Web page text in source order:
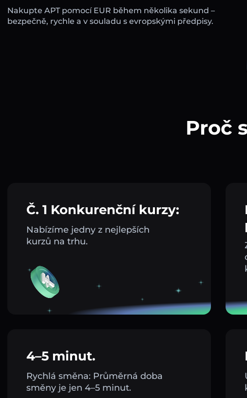
Nakupte APT pomocí EUR během několika sekund –
bezpečně, rychle a v souladu s evropskými předpisy.
Proč
Č. 1 Konkurenční kurzy:
Nabízíme jedny z nejlepších
kurzů na trhu.
4–5 minut.
Rychlá směna: Průměrná doba
směny je jen 4–5 minut.